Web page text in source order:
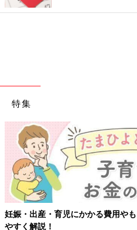
特集
妊娠・出産・育児にかかる費用や
やすく解説！